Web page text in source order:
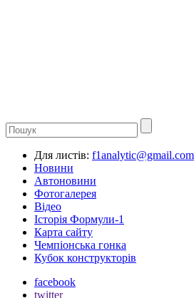
Для листів: f1analytic@gmail.com
Новини
Автоновини
Фотогалерея
Відео
Історія Формули-1
Карта сайту
Чемпіонська гонка
Кубок конструкторів
facebook
twitter